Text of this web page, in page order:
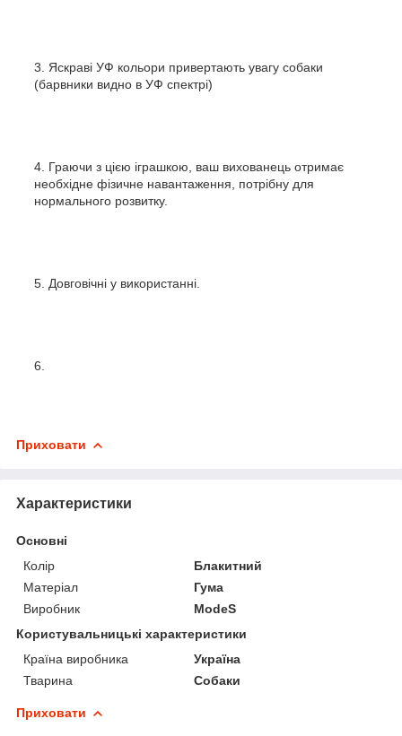
Яскраві УФ кольори привертають увагу собаки
(барвники видно в УФ спектрі)
Граючи з цією іграшкою, ваш вихованець отримає
необхідне фізичне навантаження, потрібну для
нормального розвитку.
Довговічні у використанні.
Приховати
Характеристики
Основні
Колір
Блакитний
Матеріал
Гума
Виробник
ModeS
Користувальницькі характеристики
Країна виробника
Україна
Тварина
Собаки
Приховати